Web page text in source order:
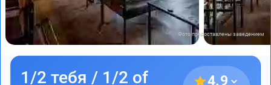
Фото предоставлены заведением
1/2 тебя / 1/2 of
4.9